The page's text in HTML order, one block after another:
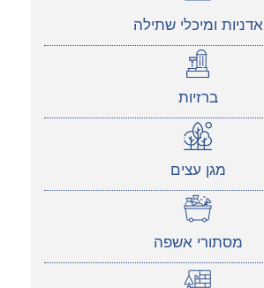
אדניות ומיכלי שתילה
ברזיות
מגן עצים
מסתורי אשפה